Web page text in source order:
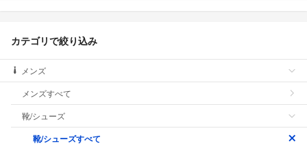
カテゴリで絞り込み
メンズ
メンズすべて
靴/シューズ
靴/シューズすべて